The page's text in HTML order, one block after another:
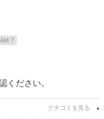
終了
ください。